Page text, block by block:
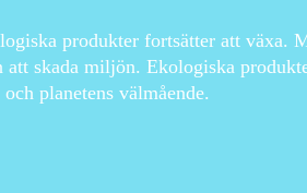
produkter fortsätter att växa.
skada miljön. Ekologiska
planetens välmående.